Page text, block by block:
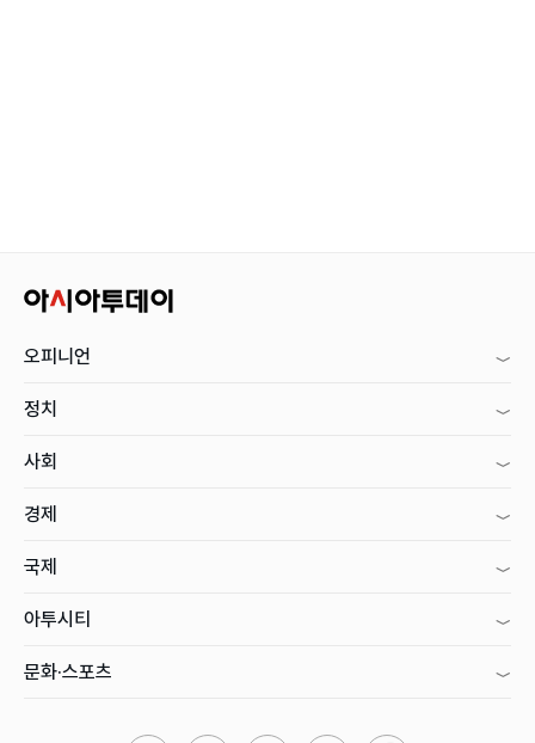
오피니언
정치
사회
경제
국제
아투시티
문화·스포츠